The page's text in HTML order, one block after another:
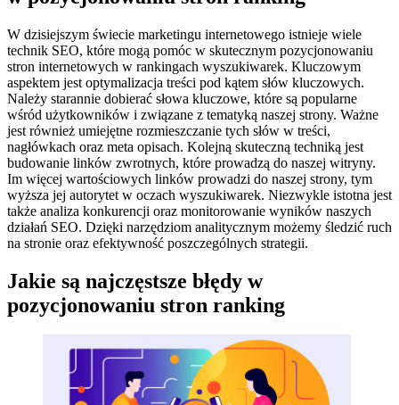
W dzisiejszym świecie marketingu internetowego istnieje wiele
technik SEO, które mogą pomóc w skutecznym pozycjonowaniu
stron internetowych w rankingach wyszukiwarek. Kluczowym
aspektem jest optymalizacja treści pod kątem słów kluczowych.
Należy starannie dobierać słowa kluczowe, które są popularne
wśród użytkowników i związane z tematyką naszej strony. Ważne
jest również umiejętne rozmieszczanie tych słów w treści,
nagłówkach oraz meta opisach. Kolejną skuteczną techniką jest
budowanie linków zwrotnych, które prowadzą do naszej witryny.
Im więcej wartościowych linków prowadzi do naszej strony, tym
wyższa jej autorytet w oczach wyszukiwarek. Niezwykle istotna jest
także analiza konkurencji oraz monitorowanie wyników naszych
działań SEO. Dzięki narzędziom analitycznym możemy śledzić ruch
na stronie oraz efektywność poszczególnych strategii.
Jakie są najczęstsze błędy w
pozycjonowaniu stron ranking